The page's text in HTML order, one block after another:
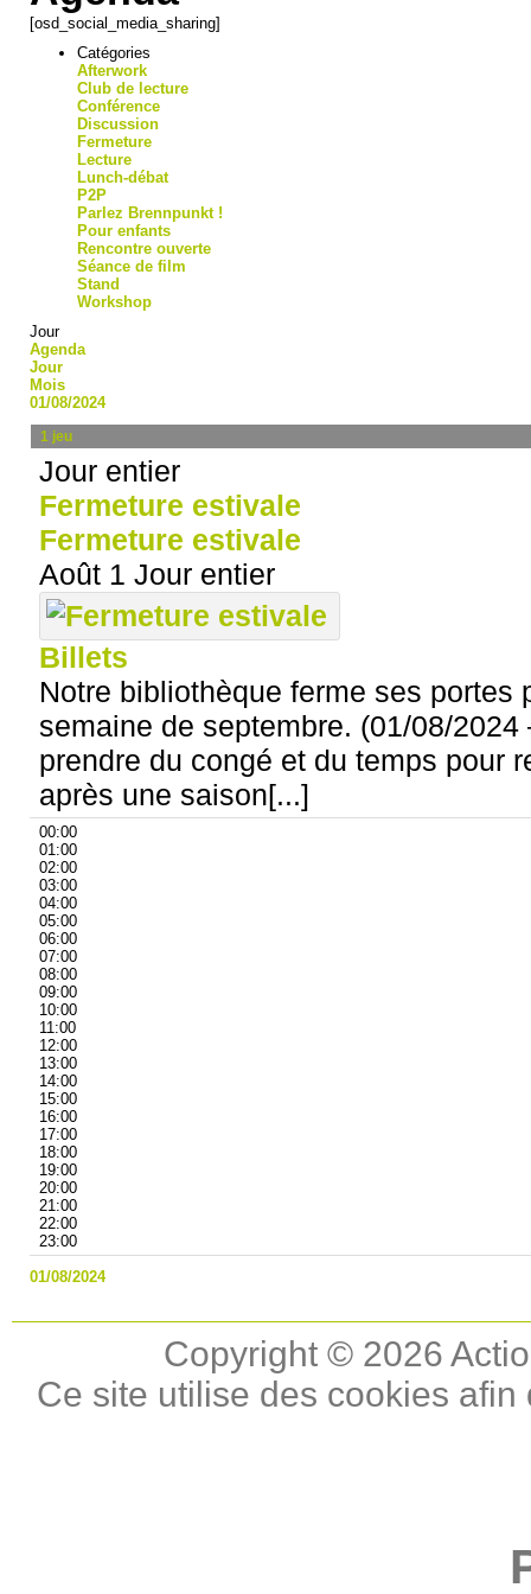
[osd_social_media_sharing]
Catégories
Afterwork
Club de lecture
Conférence
Discussion
Fermeture
Lecture
Lunch-débat
P2P
Parlez Brennpunkt !
Pour enfants
Rencontre ouverte
Séance de film
Stand
Workshop
Jour
Agenda
Jour
Mois
01/08/2024
1 jeu
Jour entier
Fermeture estivale
Fermeture estivale
Août 1 Jour entier
Billets
Notre bibliothèque ferme ses portes
semaine de septembre. (01/08/2024
prendre du congé et du temps pour
après une saison[...]
00:00
01:00
02:00
03:00
04:00
05:00
06:00
07:00
08:00
09:00
10:00
11:00
12:00
13:00
14:00
15:00
16:00
17:00
18:00
19:00
20:00
21:00
22:00
23:00
01/08/2024
Copyright © 2026
Ce site utilise des cookies